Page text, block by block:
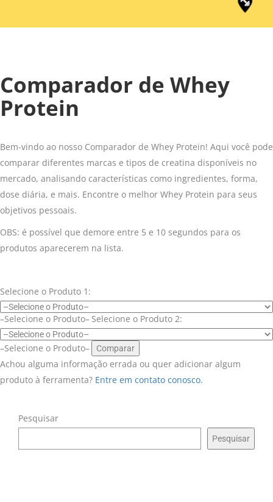
Comparador de Whey
Protein
Bem-vindo ao nosso Comparador de Whey Protein! Aqui você pode
comparar diferentes marcas e tipos de creatina disponíveis no
mercado, analisando características como ingredientes, forma,
dose diária, e mais. Encontre o melhor Whey Protein para seus
objetivos pessoais.
OBS: é possível que demore entre 5 e 10 segundos para os
produtos aparecerem na lista.
Selecione o Produto 1:
–Selecione o Produto– Selecione o Produto 2:
–Selecione o Produto– Comparar
Achou alguma informação errada ou quer adicionar algum
produto à ferramenta? Entre em contato conosco.
Pesquisar
Pesquisar